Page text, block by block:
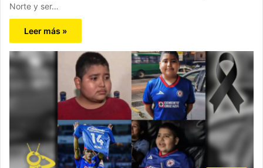
Norte y ser…
Leer más »